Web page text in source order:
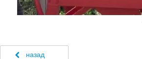
назад